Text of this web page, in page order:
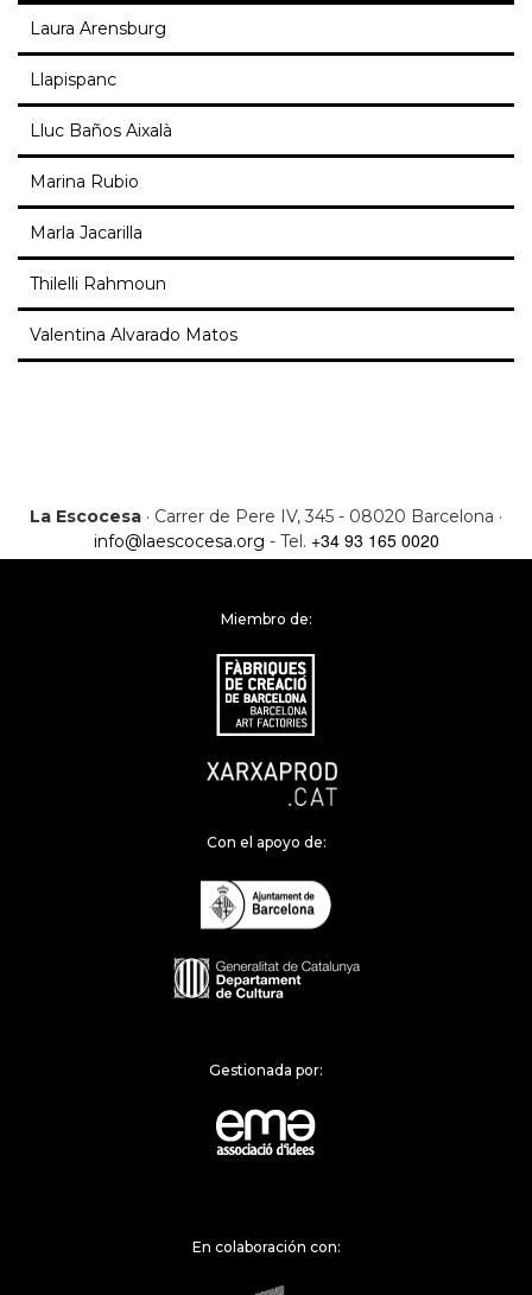
Laura Arensburg
Llapispanc
Lluc Baños Aixalà
Marina Rubio
Marla Jacarilla
Thilelli Rahmoun
Valentina Alvarado Matos
La Escocesa · Carrer de Pere IV, 345 - 08020 Barcelona ·
info@laescocesa.org - Tel. +34 93 165 0020
Miembro de:
Con el apoyo de:
Gestionada por:
En colaboración con: